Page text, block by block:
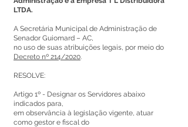
LTDA.
A Secretária Municipal de Administração de
Senador Guiomard – AC,
no uso de suas atribuições legais, por meio do
Decreto nº 214/2020.
RESOLVE:
Artigo 1º - Designar os Servidores abaixo
indicados para,
em observância à legislação vigente, atuar
como gestor e fiscal do